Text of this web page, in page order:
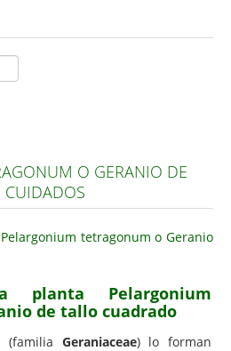
de la G a la Z
de Huerto
O GERANIO DE
planta Pelargonium
de tallo cuadrado
(familia Geraniaceae) lo forman